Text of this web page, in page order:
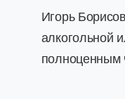
Игорь
алкогольной
полноценным